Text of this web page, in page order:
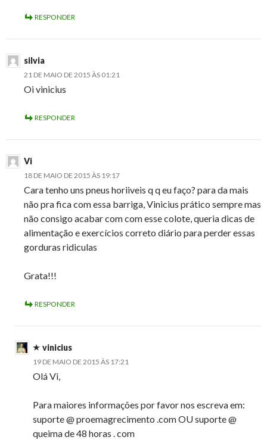
RESPONDER
silvia
21 DE MAIO DE 2015 ÀS 01:21
Oi vinicius
RESPONDER
Vi
18 DE MAIO DE 2015 ÀS 19:17
Cara tenho uns pneus horiiveis q q eu faço? para da mais
não pra fica com essa barriga, Vinicius prático sempre mas
não consigo acabar com com esse colote, queria dicas de
alimentação e exercícios correto diário para perder essas
gorduras ridiculas
Grata!!!
RESPONDER
vinicius
19 DE MAIO DE 2015 ÀS 17:21
Olá Vi,
Para maiores informações por favor nos escreva em:
suporte @ proemagrecimento .com OU suporte @
queima de 48 horas . com